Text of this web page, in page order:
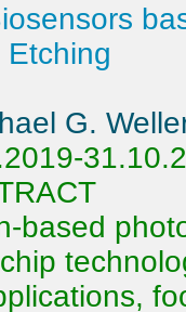
Etching
G.
based